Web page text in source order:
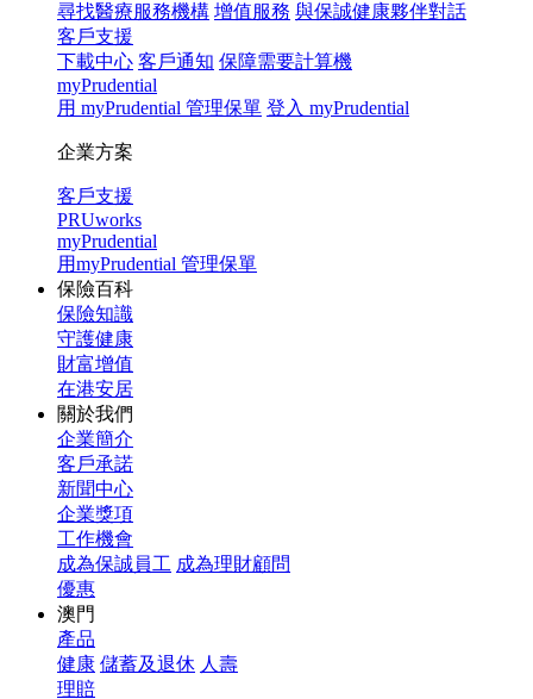
尋找醫療服務機構 增值服務 與保誠健康夥伴對話
客戶支援
下載中心 客戶通知 保障需要計算機
myPrudential
用 myPrudential 管理保單 登入 myPrudential
企業方案
客戶支援
PRUworks
myPrudential
用myPrudential 管理保單
保險百科
保險知識
守護健康
財富增值
在港安居
關於我們
企業簡介
客戶承諾
新聞中心
企業獎項
工作機會
成為保誠員工 成為理財顧問
優惠
澳門
產品
健康 儲蓄及退休 人壽
理賠